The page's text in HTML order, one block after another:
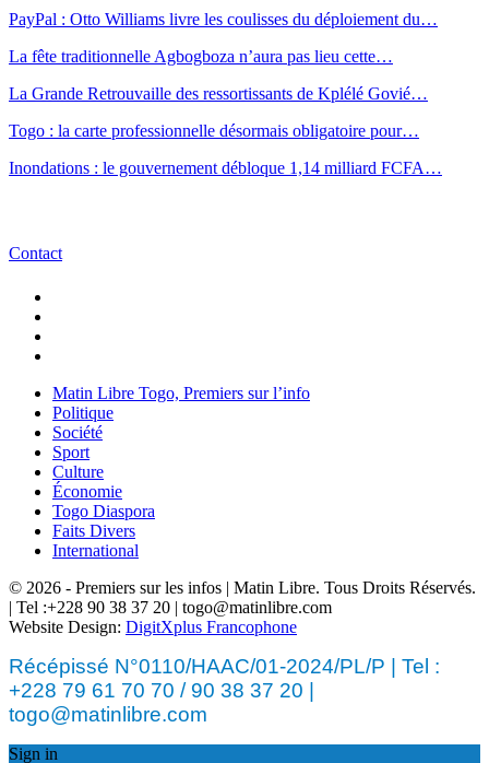
PayPal : Otto Williams livre les coulisses du déploiement du…
La fête traditionnelle Agbogboza n’aura pas lieu cette…
La Grande Retrouvaille des ressortissants de Kplélé Govié…
Togo : la carte professionnelle désormais obligatoire pour…
Inondations : le gouvernement débloque 1,14 milliard FCFA…
Contact
Matin Libre Togo, Premiers sur l’info
Politique
Société
Sport
Culture
Économie
Togo Diaspora
Faits Divers
International
© 2026 - Premiers sur les infos | Matin Libre. Tous Droits Réservés.
| Tel :+228 90 38 37 20 | togo@matinlibre.com
Website Design: DigitXplus Francophone
Récépissé N°0110/HAAC/01-2024/PL/P | Tel :
+228 79 61 70 70 / 90 38 37 20 |
togo@matinlibre.com
Sign in